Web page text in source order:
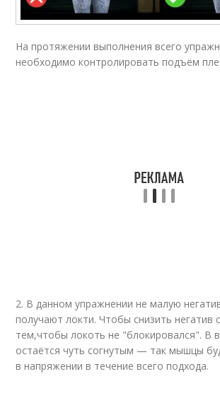
На протяжении выполнения всего
необходимо контролировать подъём
2. В данном упражнении не малую
получают локти. Чтобы снизить негатив
тем,чтобы локоть не "блокировался". В
остаётся чуть согнутым — так мышцы
в напряжении в течение всего подхода.